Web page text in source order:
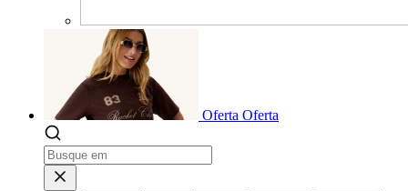
Oferta Oferta